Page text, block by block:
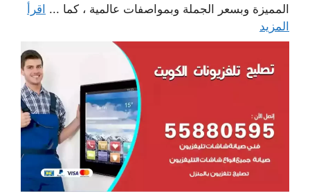
المميزة وبسعر الجملة وبمواصفات عالمية ، كما ... اقرأ
المزيد